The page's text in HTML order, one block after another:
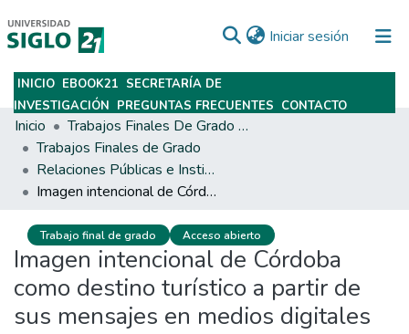
Iniciar sesión (current)
Subir
INICIO EBOOK21 SECRETARÍA DE
INVESTIGACIÓN PREGUNTAS FRECUENTES CONTACTO
Inicio
Trabajos Finales De Grado Y Posgrado
Trabajos Finales de Grado
Relaciones Públicas e Institucionales
Imagen intencional de Córdoba como destino turístico a partir de sus mensajes en medios digitales
Trabajo final de grado Acceso abierto
Imagen intencional de Córdoba
como destino turístico a partir de
sus mensajes en medios digitales